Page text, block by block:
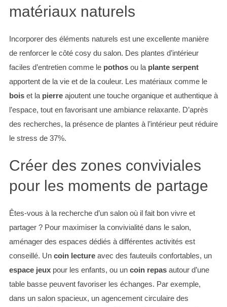
matériaux naturels
Incorporer des éléments naturels est une excellente manière
de renforcer le côté cosy du salon. Des plantes d’intérieur
faciles d’entretien comme le pothosou la plante serpent
apportent de la vie et de la couleur. Les matériaux comme le
boiset la pierreajoutent une touche organique et authentique à
l’espace, tout en favorisant une ambiance relaxante. D’après
des recherches, la présence de plantes à l’intérieur peut réduire
le stress de 37%.
Créer des zones conviviales
pour les moments de partage
Êtes-vous à la recherche d’un salon où il fait bon vivre et
partager ? Pour maximiser la convivialité dans le salon,
aménager des espaces dédiés à différentes activités est
conseillé. Un coin lectureavec des fauteuils confortables, un
espace jeuxpour les enfants, ou un coin repasautour d’une
table basse peuvent favoriser les échanges. Par exemple,
dans un salon spacieux, un agencement circulaire des
S
e
c
h
o